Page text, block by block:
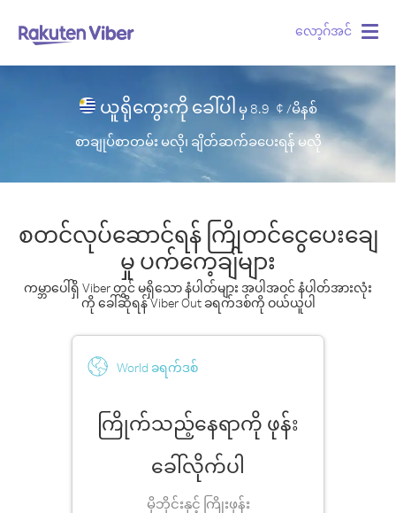
လော့ဂ်အင်
ယူရိုကွေးကို ခေါ်ပါ မှ8.9 ¢ /မိနစ်
စာချုပ်စာတမ်း မလို၊ ချိတ်ဆက်ခပေးရန် မလို
စတင်လုပ်ဆောင်ရန် ကြိုတင်ငွေပေးချေ
မှု ပက်ကေ့ချ်များ
ကမ္ဘာပေါ်ရှိ Viber တွင် မရှိသော နံပါတ်များ အပါအဝင် နံပါတ်အားလုံး
ကို ခေါ်ဆိုရန် Viber Out ခရက်ဒစ်ကို ဝယ်ယူပါ
World ခရက်ဒစ်
ကြိုက်သည့်နေရာကို ဖုန်း
ခေါ်လိုက်ပါ
မိုဘိုင်းနှင့် ကြိုးဖုန်း